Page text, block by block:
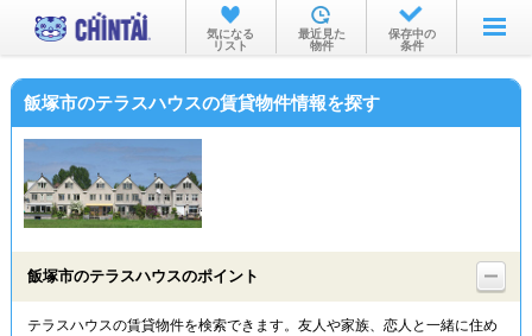
お部屋を探す
沿線・駅から
物件特集から
気になる
リスト
最近見た
物件
保存中の
条件
飯塚市のテラスハウスの賃貸物件情報を探す
飯塚市のテラスハウスのポイント
テラスハウスの賃貸物件を検索できます。友人や家族、恋人と一緒に住め